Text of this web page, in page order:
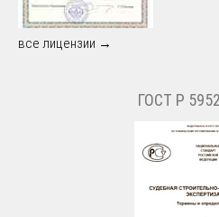
все лицензии →
ГОСТ Р